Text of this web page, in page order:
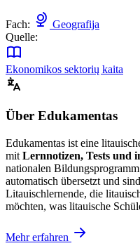
Fach:
Geografija
Quelle:
Ekonomikos sektorių kaita
Über Edukamentas
Edukamentas ist eine
mit Lernnotizen, Tests und
nationalen
automatisch übersetzt und
Litauischlernende, die
möchten, was litauische
Mehr erfahren